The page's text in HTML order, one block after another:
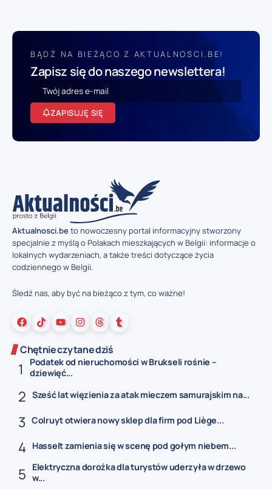
BĄDŹ NA BIEŻĄCO Z AKTUALNOSCI.BE!
Zapisz się do naszego newslettera!
ZAPISUJĘ SIĘ
Aktualnosci.beto nowoczesny portal informacyjny stworzony
specjalnie z myślą o Polakach mieszkających w Belgii: informacje o
lokalnych wydarzeniach, a także treści dotyczące życia
codziennego w Belgii.
Śledź nas, aby być na bieżąco z tym, co ważne!
Chętnie czytane dziś
Podatek od nieruchomości w Brukseli rośnie –
dziewięć...
Sześć lat więzienia za atak mieczem samurajskim na...
Colruyt otwiera nowy sklep dla firm pod Liège...
Hasselt zamienia się w scenę pod gołym niebem...
Elektryczna dorożka dla turystów uderzyła w drzewo
w...